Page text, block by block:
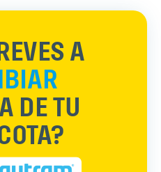
A
DE TU